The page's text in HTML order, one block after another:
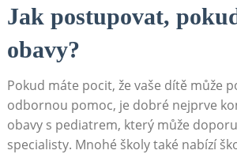
Jak postupovat,
obavy?
Pokud máte pocit, že vaše dítě může
odbornou pomoc, je dobré nejprve
obavy s pediatrem, který může
specialisty. Mnohé školy také nabízí